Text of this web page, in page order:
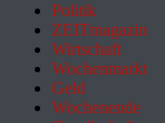
Politik
ZEITmagazin
Wirtschaft
Wochenmarkt
Geld
Wochenende